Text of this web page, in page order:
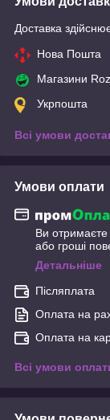
Доставка
Нова Пошта
Магазини
Укрпошта
Всі умови
Умови оплати
Ви
або гроші
Детальніше
Післяплата
Оплата на
Оплата на
Всі умови